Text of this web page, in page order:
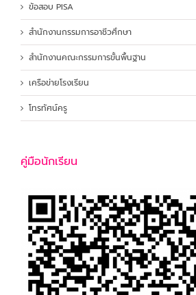
ข้อสอบ PISA
สำนักงานกรรมการอาชีวศึกษา
สำนักงานคณะกรรมการขั้นพื้นฐาน
เครือข่ายโรงเรียน
โทรทัศน์ครู
คู่มือนักเรียน